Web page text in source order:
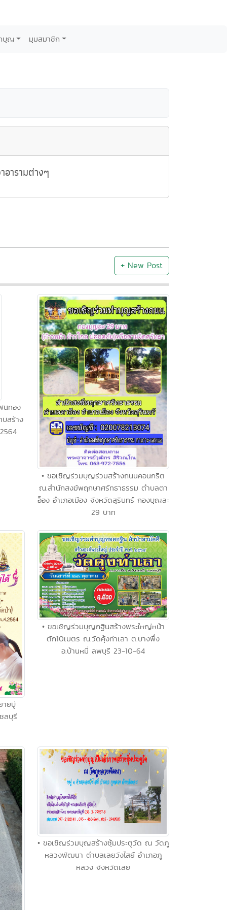
บุญ มุมสมาชิก
ารามต่างๆ
+ New Post
นทอง
สร้าง
• ขอเชิญร่วมบุญร่วมสร้างถนนคอนกรีต
ณ.สำนักสงฆ์พฤกษาศรัทธาธรรม ตำบลตา
อ็อง อำเภอเมือง จังหวัดสุรินทร์ กองบุญละ
29 บาท
ายบู่
ลบุรี
• ขอเชิญร่วมบุญกฐินสร้างพระใหญ่หน้า
ตัก10เมตร ณ.วัดคุ้งท่าเลา ต.บางพึ่ง
อ.บ้านหมี่ ลพบุรี 23-10-64
• ขอเชิญร่วมบุญสร้างซุ้มประตูวัด ณ วัดภู
หลวงพัฒนา ตำบลเลยวังไสย์ อำเภอภู
หลวง จังหวัดเลย